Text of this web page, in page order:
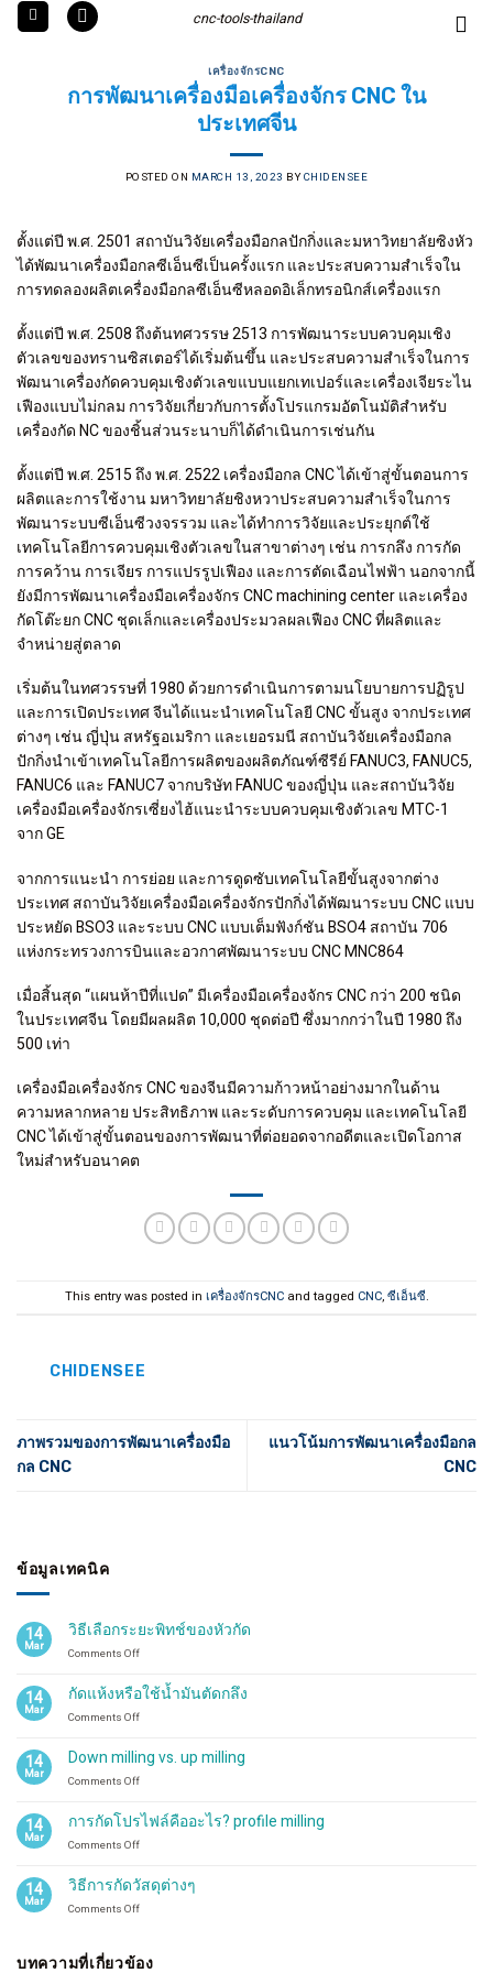
Skip
cnc-tools-thailand
เครื่องจักรCNC
การพัฒนาเครื่องมือเครื่องจักร CNC ใน
ประเทศจีน
POSTED ON MARCH 13, 2023 BYCHIDENSEE
ตั้งแต่ปี พ.ศ. 2501 สถาบันวิจัยเครื่องมือกลปักกิ่งและมหาวิทยาลัยซิงหัว
ได้พัฒนาเครื่องมือกลซีเอ็นซีเป็นครั้งแรก และประสบความสำเร็จใน
การทดลองผลิตเครื่องมือกลซีเอ็นซีหลอดอิเล็กทรอนิกส์เครื่องแรก
ตั้งแต่ปี พ.ศ. 2508 ถึงต้นทศวรรษ 2513 การพัฒนาระบบควบคุมเชิง
ตัวเลขของทรานซิสเตอร์ได้เริ่มต้นขึ้น และประสบความสำเร็จในการ
พัฒนาเครื่องกัดควบคุมเชิงตัวเลขแบบแยกเทเปอร์และเครื่องเจียระไน
เฟืองแบบไม่กลม การวิจัยเกี่ยวกับการตั้งโปรแกรมอัตโนมัติสำหรับ
เครื่องกัด NC ของชิ้นส่วนระนาบก็ได้ดำเนินการเช่นกัน
ตั้งแต่ปี พ.ศ. 2515 ถึง พ.ศ. 2522 เครื่องมือกล CNC ได้เข้าสู่ขั้นตอนการ
ผลิตและการใช้งาน มหาวิทยาลัยชิงหวาประสบความสำเร็จในการ
พัฒนาระบบซีเอ็นซีวงจรรวม และได้ทำการวิจัยและประยุกต์ใช้
เทคโนโลยีการควบคุมเชิงตัวเลขในสาขาต่างๆ เช่น การกลึง การกัด
การคว้าน การเจียร การแปรรูปเฟือง และการตัดเฉือนไฟฟ้า นอกจากนี้
ยังมีการพัฒนาเครื่องมือเครื่องจักร CNC machining center และเครื่อง
กัดโต๊ะยก CNC ชุดเล็กและเครื่องประมวลผลเฟือง CNC ที่ผลิตและ
จำหน่ายสู่ตลาด
เริ่มต้นในทศวรรษที่ 1980 ด้วยการดำเนินการตามนโยบายการปฏิรูป
และการเปิดประเทศ จีนได้แนะนำเทคโนโลยี CNC ขั้นสูง จากประเทศ
ต่างๆ เช่น ญี่ปุ่น สหรัฐอเมริกา และเยอรมนี สถาบันวิจัยเครื่องมือกล
ปักกิ่งนำเข้าเทคโนโลยีการผลิตของผลิตภัณฑ์ซีรีย์ FANUC3, FANUC5,
FANUC6 และ FANUC7 จากบริษัท FANUC ของญี่ปุ่น และสถาบันวิจัย
เครื่องมือเครื่องจักรเซี่ยงไฮ้แนะนำระบบควบคุมเชิงตัวเลข MTC-1
จาก GE
จากการแนะนำ การย่อย และการดูดซับเทคโนโลยีขั้นสูงจากต่าง
ประเทศ สถาบันวิจัยเครื่องมือเครื่องจักรปักกิ่งได้พัฒนาระบบ CNC แบบ
ประหยัด BSO3 และระบบ CNC แบบเต็มฟังก์ชัน BSO4 สถาบัน 706
แห่งกระทรวงการบินและอวกาศพัฒนาระบบ CNC MNC864
เมื่อสิ้นสุด “แผนห้าปีที่แปด” มีเครื่องมือเครื่องจักร CNC กว่า 200 ชนิด
ในประเทศจีน โดยมีผลผลิต 10,000 ชุดต่อปี ซึ่งมากกว่าในปี 1980 ถึง
500 เท่า
เครื่องมือเครื่องจักร CNC ของจีนมีความก้าวหน้าอย่างมากในด้าน
ความหลากหลาย ประสิทธิภาพ และระดับการควบคุม และเทคโนโลยี
CNC ได้เข้าสู่ขั้นตอนของการพัฒนาที่ต่อยอดจากอดีตและเปิดโอกาส
ใหม่สำหรับอนาคต
This entry was posted in เครื่องจักรCNCand tagged CNC,ซีเอ็นซี.
CHIDENSEE
ภาพรวมของการพัฒนาเครื่องมือ
กล CNC
แนวโน้มการพัฒนาเครื่องมือกล
CNC
ข้อมูลเทคนิค
14
Mar
วิธีเลือกระยะพิทช์ของหัวกัด
Comments Offon
เลือก
ระ
ยะ
ของ
หัว
กัด
14
Mar
กัดแห้งหรือใช้น้ำมันตัดกลึง
Comments Offon
หรือ
ใช้
ตัด
กลึง
14
Mar
Down milling vs. up milling
Comments Offon
milling
vs.
up
14
Mar
การกัดโปรไฟล์คืออะไร? profile milling
Comments Offon
กัด
โปรไฟล์
คือ
milling
14
Mar
วิธีการกัดวัสดุต่างๆ
Comments Offon
กัด
บทความที่เกี่ยวข้อง